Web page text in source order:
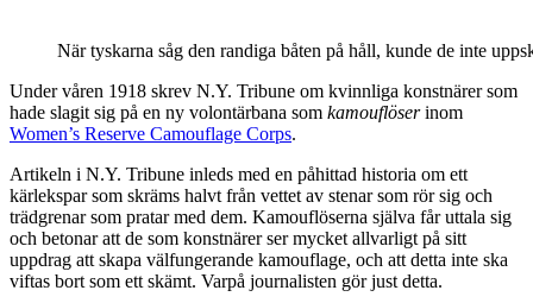
När tyskarna såg den randiga båten på håll, kunde de inte
Under våren 1918 skrev N.Y. Tribune om kvinnliga konstnärer som
hade slagit sig på en ny volontärbana som kamouflöserinom
Women’s Reserve Camouflage Corps.
Artikeln i N.Y. Tribune inleds med en påhittad historia om ett
kärlekspar som skräms halvt från vettet av stenar som rör sig och
trädgrenar som pratar med dem. Kamouflöserna själva får uttala sig
och betonar att de som konstnärer ser mycket allvarligt på sitt
uppdrag att skapa välfungerande kamouflage, och att detta inte ska
viftas bort som ett skämt. Varpå journalisten gör just detta.